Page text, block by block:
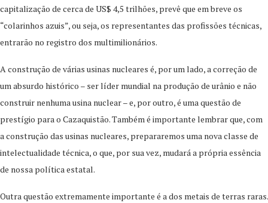
capitalização de cerca de US$ 4,5 trilhões, prevê que em breve os
“colarinhos azuis”, ou seja, os representantes das profissões técnicas,
entrarão no registro dos multimilionários.
A construção de várias usinas nucleares é, por um lado, a correção de
um absurdo histórico – ser líder mundial na produção de urânio e não
construir nenhuma usina nuclear – e, por outro, é uma questão de
prestígio para o Cazaquistão. Também é importante lembrar que, com
a construção das usinas nucleares, prepararemos uma nova classe de
intelectualidade técnica, o que, por sua vez, mudará a própria essência
de nossa política estatal.
Outra questão extremamente importante é a dos metais de terras raras.